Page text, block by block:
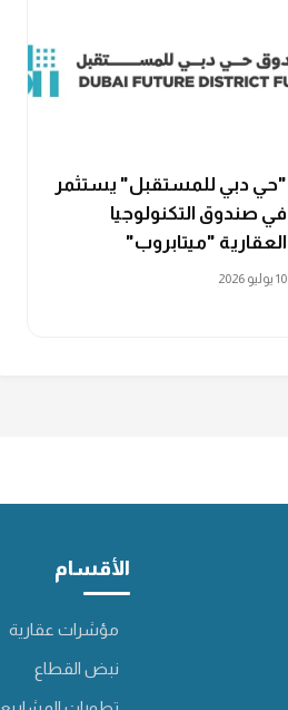
"حي دبي للمستقبل" يستثمر
في صندوق التكنولوجيا
العقارية "ميتابروب"
10 يوليو 2026
الأقسام
مؤشرات عقارية
نبض القطاع